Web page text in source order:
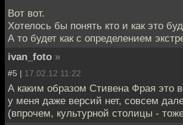
Вот вот.
Хотелось бы понять кто и как это
А то будет как с определением
ivan_foto »
#5 | 17.02.12 11:22
А каким образом Стивена Фрая это
у меня даже версий нет, совсем
(впрочем, культурной столицы -